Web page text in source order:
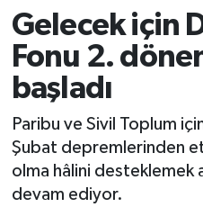
Gelecek için
Fonu 2.
başladı
Paribu ve Sivil Toplum
Şubat depremlerinden
olma hâlini desteklemek
devam ediyor.
ETKİNLİK
GÜNCEL
HABERLER
KAPAK
OSB